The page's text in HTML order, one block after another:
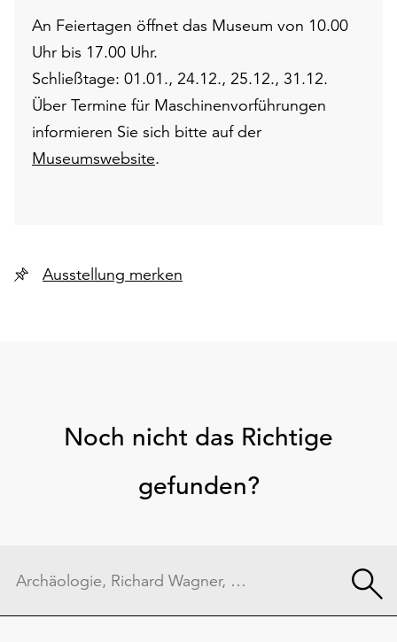
An Feiertagen öffnet das Museum von 10.00
Uhr bis 17.00 Uhr.
Schließtage: 01.01., 24.12., 25.12., 31.12.
Über Termine für Maschinenvorführungen
informieren Sie sich bitte auf der
Museumswebsite.
Ausstellung merken
Noch nicht das Richtige
gefunden?